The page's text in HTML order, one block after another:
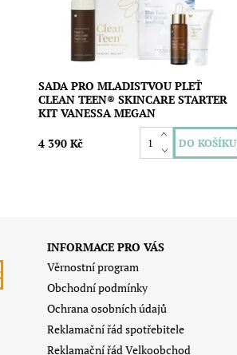
Dostupnost:
Skladem
Vanessa Megan
SADA PRO MLADISTVOU PLEŤ
CLEAN TEEN® SKINCARE STARTER
KIT VANESSA MEGAN
4 390 Kč
INFORMACE PRO VÁS
Věrnostní program
Obchodní podmínky
Ochrana osobních údajů
Reklamační řád spotřebitele
Reklamační řád Velkoobchod